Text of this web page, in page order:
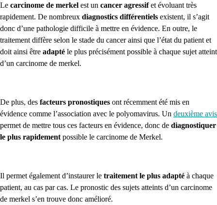
Le carcinome de merkel est un cancer agressifet évoluant très
rapidement. De nombreux diagnostics différentiels existent, il s’agit
donc d’une pathologie difficile à mettre en évidence. En outre, le
traitement diffère selon le stade du cancer ainsi que l’état du patient et
doit ainsi être adapté le plus précisément possible à chaque sujet atteint
d’un carcinome de merkel.
De plus, des facteurs pronostiques ont récemment été mis en
évidence comme l’association avec le polyomavirus. Un deuxième avis
permet de mettre tous ces facteurs en évidence, donc de diagnostiquer
le plus rapidement possible le carcinome de Merkel.
Il permet également d’instaurer le traitement le plus adapté à chaque
patient, au cas par cas. Le pronostic des sujets atteints d’un carcinome
de merkel s’en trouve donc amélioré.